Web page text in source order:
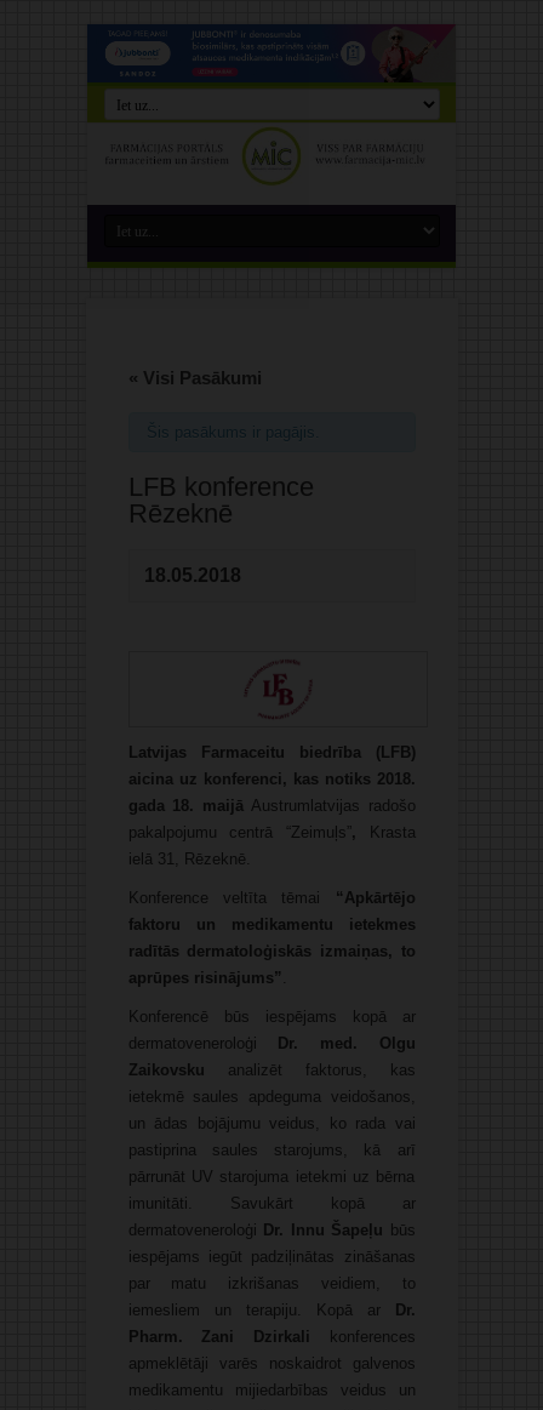
« Visi Pasākumi
Šis pasākums ir pagājis.
LFB konference
Rēzeknē
18.05.2018
Latvijas Farmaceitu biedrība (LFB)
aicina uz konferenci, kas notiks 2018.
gada 18. maijā Austrumlatvijas radošo
pakalpojumu centrā “Zeimuļs”,
Krasta
ielā 31, Rēzeknē.
Konference veltīta tēmai “Apkārtējo
faktoru un medikamentu ietekmes
radītās dermatoloģiskās izmaiņas, to
aprūpes risinājums” .
Konferencē būs iespējams kopā ar
dermatoveneroloģi
Dr. med.
Olgu
Zaikovsku analizēt faktorus, kas
ietekmē saules apdeguma veidošanos,
un ādas bojājumu veidus, ko rada vai
pastiprina saules starojums, kā arī
pārrunāt UV starojuma ietekmi uz bērna
imunitāti. Savukārt kopā ar
dermatoveneroloģi Dr. Innu Šapeļu
būs
iespējams iegūt padziļinātas zināšanas
par matu izkrišanas veidiem, to
iemesliem un terapiju. Kopā ar
Dr.
Pharm. Zani Dzirkali
konferences
apmeklētāji varēs noskaidrot galvenos
medikamentu mijiedarbības veidus un